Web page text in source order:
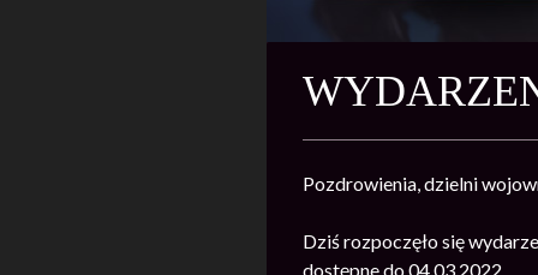
Pozdrowienia, dzielni
Dziś rozpoczęło się
dostępne do 04.03.2022